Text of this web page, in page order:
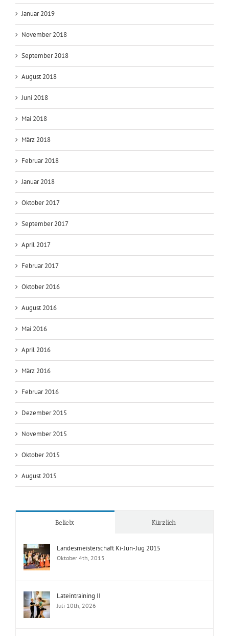
Juli 2019
März 2019
Januar 2019
November 2018
September 2018
August 2018
Juni 2018
Mai 2018
März 2018
Februar 2018
Januar 2018
Oktober 2017
September 2017
April 2017
Februar 2017
Oktober 2016
August 2016
Mai 2016
April 2016
März 2016
Februar 2016
Dezember 2015
November 2015
Oktober 2015
August 2015
Beliebt